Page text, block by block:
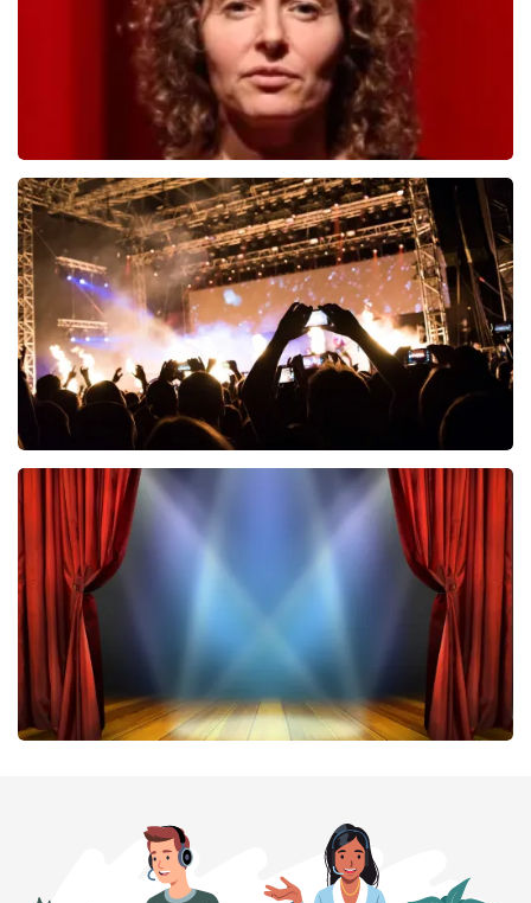
Esther van der Voort
690laatste 30 minuten
BESTEL NU
Don Omar
464 laatste 30 minuten
BESTEL NU
BESTEL NU